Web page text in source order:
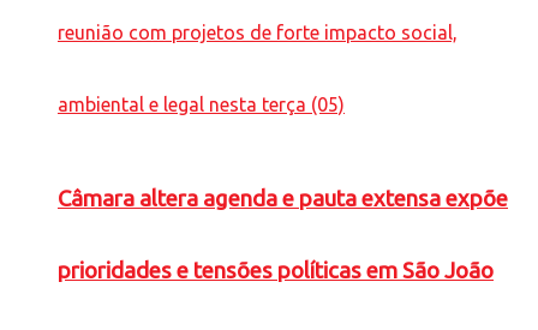
Câmara altera agenda e pauta extensa expõe
prioridades e tensões políticas em São João